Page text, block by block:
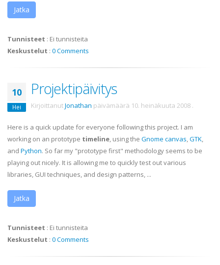
Jatka
Tunnisteet : Ei tunnisteita
Keskustelut : 0 Comments
10
Hei
Projektipäivitys
KirjoittanutJonathan päivämäärä 10. heinäkuuta 2008 .
Here is a quick update for everyone following this project. I am
working on an prototype timeline, using the Gnome canvas,GTK,
and Python. So far my "prototype first" methodology seems to be
playing out nicely. It is allowing me to quickly test out various
libraries, GUI techniques, and design patterns, ...
Jatka
Tunnisteet : Ei tunnisteita
Keskustelut : 0 Comments